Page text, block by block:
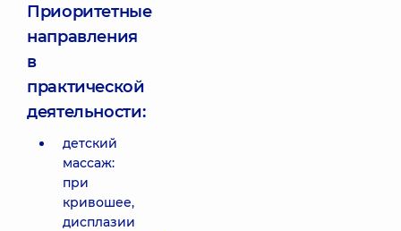
Приоритетные
направления
в
практической
деятельности:
детский
массаж:
при
кривошее,
дисплазии